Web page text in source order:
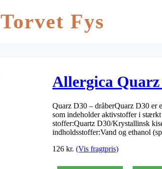
Torvet Fys
Allergica Quarz
Quarz D30 – dråberQuarz D30 er
som indeholder aktivstoffer i
stoffer:Quartz D30/Krystallinsk
indholdsstoffer:Vand og ethanol
126 kr. (Vis fragtpris)